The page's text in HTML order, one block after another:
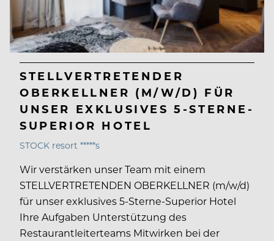
STELLVERTRETENDER
OBERKELLNER (M/W/D) FÜR
UNSER EXKLUSIVES 5-STERNE-
SUPERIOR HOTEL
STOCK resort *****s
Wir verstärken unser Team mit einem
STELLVERTRETENDEN OBERKELLNER (m/w/d)
für unser exklusives 5-Sterne-Superior Hotel
Ihre Aufgaben Unterstützung des
Restaurantleiterteams Mitwirken bei der